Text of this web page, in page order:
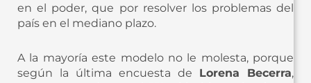
en el poder, que por resolver los problemas del
país en el mediano plazo.
A la mayoría este modelo no le molesta, porque
según la última encuesta de Lorena Becerra,